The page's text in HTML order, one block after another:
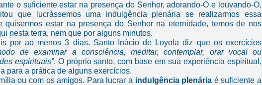
o suficiente estar na presença do Senhor, adorando-O e louvando-O,
que lucrássemos uma indulgência plenária se realizarmos essa
quisermos estar na presença do Senhor na eternidade, temos de nos
nesta terra, nem que por alguns minutos.
por ao menos 3 dias. Santo Inácio de Loyola diz que os exercícios
de examinar a consciência, meditar, contemplar, orar vocal ou
espirituais”. O próprio santo, com base em sua experiência espiritual,
para a prática de alguns exercícios.
ou com os amigos. Para lucrar a indulgência plenária é suficiente a